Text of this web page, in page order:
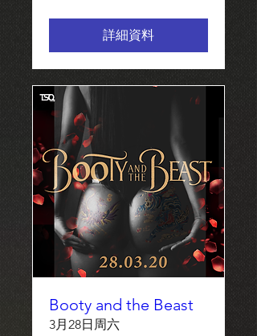
詳細資料
Booty and the Beast
3月28日周六